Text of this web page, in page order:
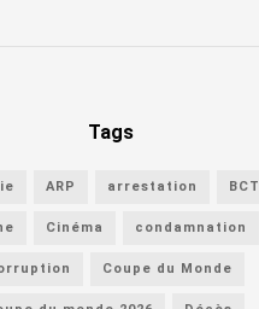
Tags
ARP arrestation BCT
Cinéma condamnation
Coupe du Monde